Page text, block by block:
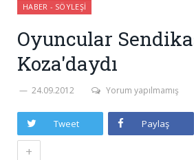
HABER - SÖYLEŞI
Oyuncular
Koza'daydı
24.09.2012 Yorum yapılmamış
Tweet Paylaş
+